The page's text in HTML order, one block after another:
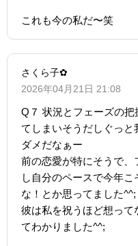
これも今の私だ〜笑
さくら子✿
2026年04月21日 21:08
Q７ 状況とフェーズの
てしまいそうだしぐっと
ダメだなぁー
前の恋愛が特にそうで、
し自分のペースで今年
な！とか思ってました^^;
彼は私を祝うほど想って
てわかりました^^;